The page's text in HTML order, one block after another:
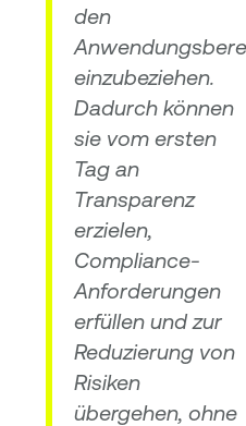
den
einzubeziehen.
Dadurch können
sie vom ersten
Tag an
Transparenz
erzielen,
Compliance-
Anforderungen
erfüllen und zur
Reduzierung von
Risiken
übergehen, ohne